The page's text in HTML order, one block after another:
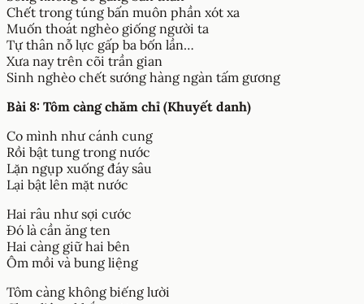
Chết trong túng bấn muôn phần xót xa
Muốn thoát nghèo giống người ta
Tự thân nỗ lực gấp ba bốn lần…
Xưa nay trên cõi trần gian
Sinh nghèo chết sướng hàng ngàn tấm gương
Bài 8: Tôm càng chăm chỉ (Khuyết danh)
Co mình như cánh cung
Rồi bật tung trong nước
Lặn ngụp xuống đáy sâu
Lại bật lên mặt nước
Hai râu như sợi cước
Đó là cần ăng ten
Hai càng giữ hai bên
Ôm mồi và bung liệng
Tôm càng không biếng lười